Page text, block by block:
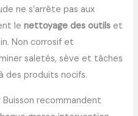
ne s’arrête pas aux
lenettoyage des outils et
Non corrosif et
saletés, sève et tâches
des produits nocifs.
Buisson recommandent